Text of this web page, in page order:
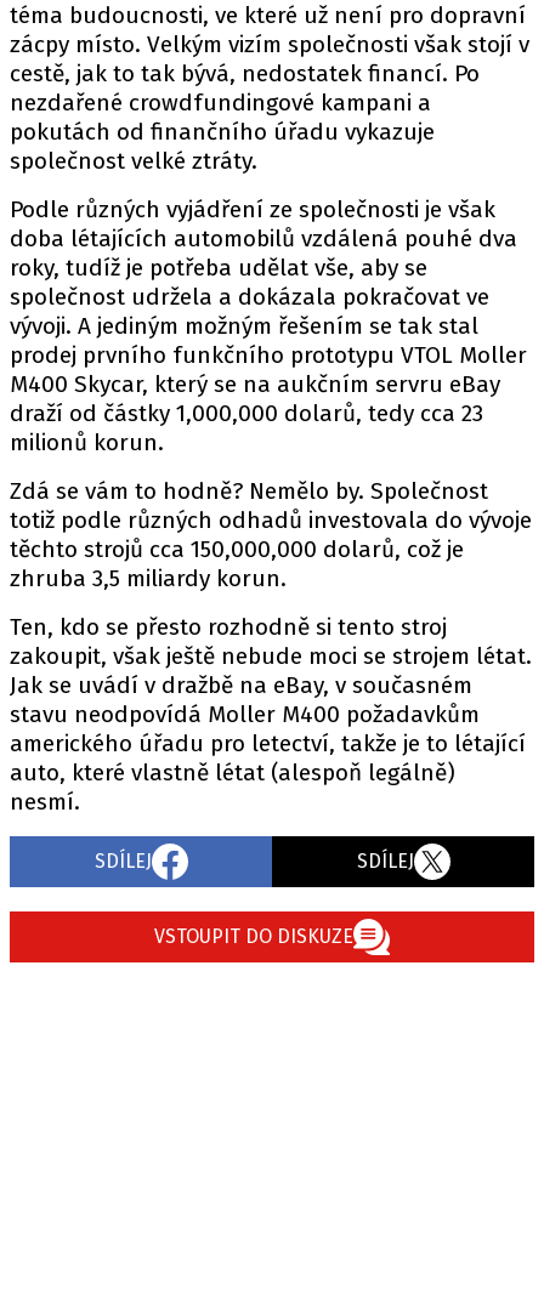
Pošlete e-mail na autoroad.cz
ETICKÝ KODEX
KONTAKT
INZERCE
OSOBNÍ ÚDAJE / COOKIES
Provozovatelem serveru autoroad.cz je
INCORP MEDIA GROUP s.r.o., IČ: 118 23 054
téma budoucnosti, ve které už není pro dopravní
zácpy místo. Velkým vizím společnosti však stojí v
cestě, jak to tak bývá, nedostatek financí. Po
nezdařené crowdfundingové kampani a
pokutách od finančního úřadu vykazuje
společnost velké ztráty.
Podle různých vyjádření ze společnosti je však
doba létajících automobilů vzdálená pouhé dva
roky, tudíž je potřeba udělat vše, aby se
společnost udržela a dokázala pokračovat ve
vývoji. A jediným možným řešením se tak stal
prodej prvního funkčního prototypu VTOL Moller
M400 Skycar, který se na aukčním servru eBay
draží od částky 1,000,000 dolarů, tedy cca 23
milionů korun.
Zdá se vám to hodně? Nemělo by. Společnost
totiž podle různých odhadů investovala do vývoje
těchto strojů cca 150,000,000 dolarů, což je
zhruba 3,5 miliardy korun.
Ten, kdo se přesto rozhodně si tento stroj
zakoupit, však ještě nebude moci se strojem létat.
Jak se uvádí v dražbě na eBay, v současném
stavu neodpovídá Moller M400 požadavkům
amerického úřadu pro letectví, takže je to létající
auto, které vlastně létat (alespoň legálně)
nesmí.
SDÍLEJ SDÍLEJ
VSTOUPIT DO DISKUZE